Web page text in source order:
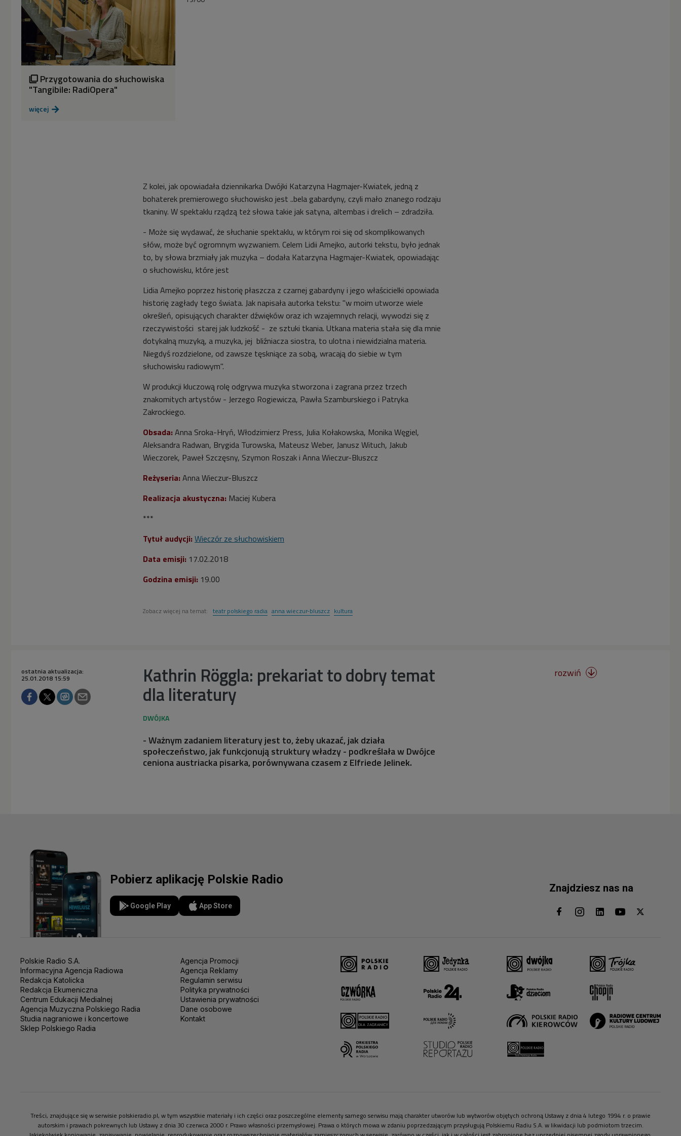
Dwójkę)
 52'10 
"Tangibile: RadiOpera".
Słuchowisko w reżyserii
Anny Wieczur-Bluszcz
(Wieczór ze
słuchowiskiem/Dwójka)
 Przygotowania do słuchowiska
"Tangibile: RadiOpera"
więcej 
Z kolei, jak opowiadała dziennikarka Dwójki Katarzyna Hagmajer-Kwiatek, jedną z
bohaterek premierowego słuchowisko jest ..bela gabardyny, czyli mało znanego rodzaju
tkaniny. W spektaklu rządzą też słowa takie jak satyna, altembas i drelich – zdradziła.
- Może się wydawać, że słuchanie spektaklu, w którym roi się od skomplikowanych
słów, może być ogromnym wyzwaniem. Celem Lidii Amejko, autorki tekstu, było jednak
to, by słowa brzmiały jak muzyka – dodała Katarzyna Hagmajer-Kwiatek, opowiadając
o słuchowisku, które jest
Lidia Amejko poprzez historię płaszcza z czarnej gabardyny i jego właścicielki opowiada
historię zagłady tego świata. Jak napisała autorka tekstu: "w moim utworze wiele
określeń, opisujących charakter dźwięków oraz ich wzajemnych relacji, wywodzi się z
rzeczywistości starej jak ludzkość - ze sztuki tkania. Utkana materia stała się dla mnie
dotykalną muzyką, a muzyka, jej bliźniacza siostra, to ulotna i niewidzialna materia.
Niegdyś rozdzielone, od zawsze tęskniące za sobą, wracają do siebie w tym
słuchowisku radiowym".
W produkcji kluczową rolę odgrywa muzyka stworzona i zagrana przez trzech
znakomitych artystów - Jerzego Rogiewicza, Pawła Szamburskiego i Patryka
Zakrockiego.
Obsada: Anna Sroka-Hryń, Włodzimierz Press, Julia Kołakowska, Monika Węgiel,
Aleksandra Radwan, Brygida Turowska, Mateusz Weber, Janusz Wituch, Jakub
Wieczorek, Paweł Szczęsny, Szymon Roszak i Anna Wieczur-Bluszcz
Reżyseria: Anna Wieczur-Bluszcz
Realizacja akustyczna: Maciej Kubera
***
Tytuł audycji: Wieczór ze słuchowiskiem
Data emisji: 17.02.2018
Godzina emisji: 19.00
Zobacz więcej na temat: teatr polskiego radia anna wieczur-bluszcz kultura
Kathrin Röggla: prekariat to dobry temat
dla literatury
ostatnia aktualizacja:
25.01.2018 15:59
- Ważnym zadaniem literatury jest to, żeby ukazać, jak działa
społeczeństwo, jak funkcjonują struktury władzy - podkreślała w Dwójce
ceniona austriacka pisarka, porównywana czasem z Elfriede Jelinek.
rozwiń 
Pobierz aplikację Polskie Radio
Google Play App Store
Znajdziesz nas na
Polskie Radio S.A.
Informacyjna Agencja Radiowa
Redakcja Katolicka
Redakcja Ekumeniczna
Centrum Edukacji Medialnej
Agencja Muzyczna Polskiego Radia
Studia nagraniowe i koncertowe
Sklep Polskiego Radia
Agencja Promocji
Agencja Reklamy
Regulamin serwisu
Polityka prywatności
Ustawienia prywatności
Dane osobowe
Kontakt
Treści, znajdujące się w serwisie polskieradio.pl, w tym wszystkie materiały i ich części oraz poszczególne elementy samego serwisu mają charakter utworów lub wytworów objętych ochroną Ustawy z dnia 4 lutego 1994 r. o prawie
autorskim i prawach pokrewnych lub Ustawy z dnia 30 czerwca 2000 r. Prawo własności przemysłowej. Prawa o których mowa w zdaniu poprzedzającym przysługują Polskiemu Radiu S.A. w likwidacji lub podmiotom trzecim.